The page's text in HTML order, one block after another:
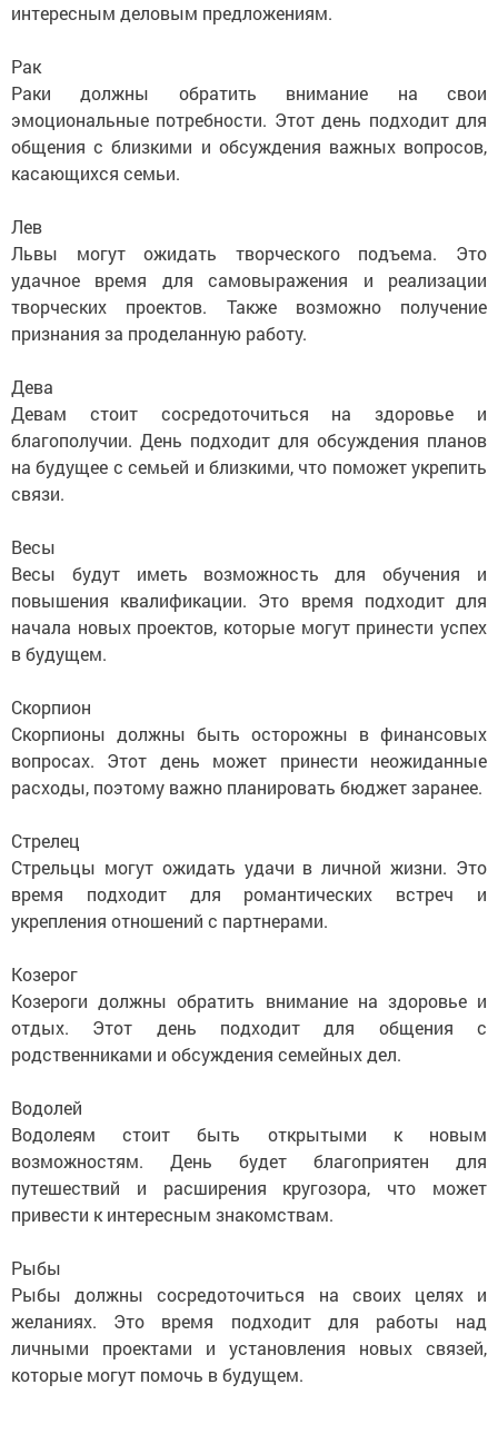
интересным деловым предложениям.
Рак
Раки должны обратить внимание на свои
эмоциональные потребности. Этот день подходит для
общения с близкими и обсуждения важных вопросов,
касающихся семьи.
Лев
Львы могут ожидать творческого подъема. Это
удачное время для самовыражения и реализации
творческих проектов. Также возможно получение
признания за проделанную работу.
Дева
Девам стоит сосредоточиться на здоровье и
благополучии. День подходит для обсуждения планов
на будущее с семьей и близкими, что поможет укрепить
связи.
Весы
Весы будут иметь возможность для обучения и
повышения квалификации. Это время подходит для
начала новых проектов, которые могут принести успех
в будущем.
Скорпион
Скорпионы должны быть осторожны в финансовых
вопросах. Этот день может принести неожиданные
расходы, поэтому важно планировать бюджет заранее.
Стрелец
Стрельцы могут ожидать удачи в личной жизни. Это
время подходит для романтических встреч и
укрепления отношений с партнерами.
Козерог
Козероги должны обратить внимание на здоровье и
отдых. Этот день подходит для общения с
родственниками и обсуждения семейных дел.
Водолей
Водолеям стоит быть открытыми к новым
возможностям. День будет благоприятен для
путешествий и расширения кругозора, что может
привести к интересным знакомствам.
Рыбы
Рыбы должны сосредоточиться на своих целях и
желаниях. Это время подходит для работы над
личными проектами и установления новых связей,
которые могут помочь в будущем.